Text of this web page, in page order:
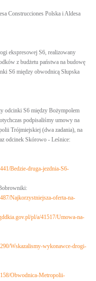
Construcciones Polska i Aldesa
ekspresowej S6, realizowany
z budżetu państwa na budowę
S6 między obwodnicą Słupska
odcinki S6 między Bożympolem
podpisaliśmy umowy na
Trójmiejskiej (dwa zadania), na
odcinek Skórowo - Leśnice:
Bedzie-druga-jezdnia-S6-
Najkorzystniejsza-oferta-na-
pl/a/41517/Umowa-na-
Wskazalismy-wykonawce-drogi-
Obwodnica-Metropolii-